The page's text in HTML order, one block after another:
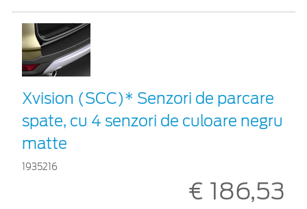
Xvision (SCC)* Senzori de parcare
spate, cu 4 senzori de culoare negru
matte
1935216
€ 186,53